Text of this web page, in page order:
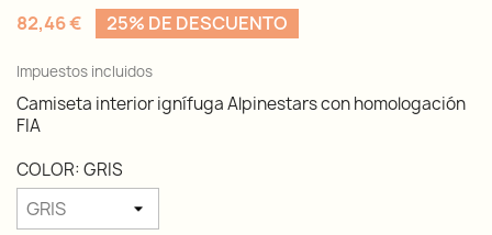
82,46 €
25% DE DESCUENTO
Impuestos incluidos
Camiseta interior ignífuga Alpinestars con homologación
FIA
COLOR: GRIS